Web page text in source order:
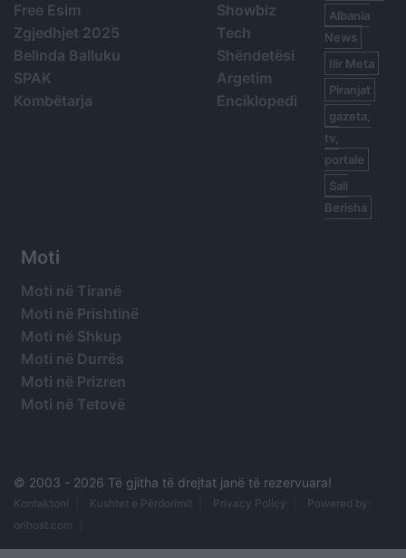
Free Esim
Zgjedhjet 2025
Belinda Balluku
SPAK
Kombëtarja
Showbiz
Tech
Shëndetësi
Argetim
Enciklopedi
Albania
News
Ilir Meta
Piranjat
gazeta,
tv,
portale
Sali
Berisha
Moti
Moti në Tiranë
Moti në Prishtinë
Moti në Shkup
Moti në Durrës
Moti në Prizren
Moti në Tetovë
© 2003 - 2026 Të gjitha të drejtat janë të rezervuara!
Kontaktoni Kushtet e Përdorimit Privacy Policy
Powered by:
orihost.com